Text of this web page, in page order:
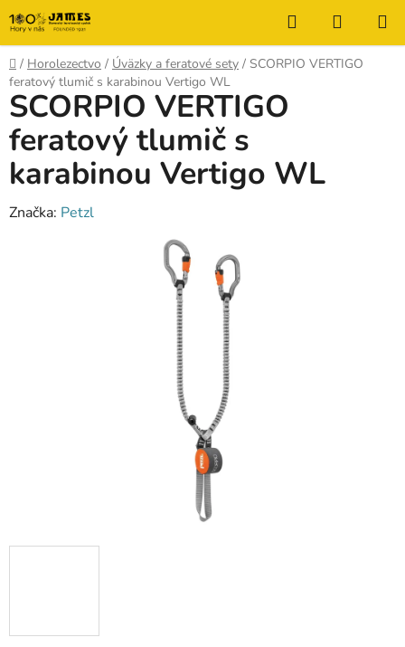
Prejsť
na
obsah
Hľadať
KOŠÍK
Domov
/ Horolezectvo / Úväzky a feratové sety / SCORPIO VERTIGO
feratový tlumič s karabinou Vertigo WL
SCORPIO VERTIGO
feratový tlumič s
karabinou Vertigo WL
Značka: Petzl